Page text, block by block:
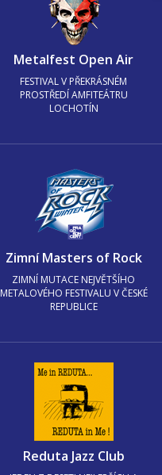
Metalfest Open Air
FESTIVAL V PŘEKRÁSNÉM
PROSTŘEDÍ AMFITEÁTRU
LOCHOTÍN
Zimní Masters of Rock
ZIMNÍ MUTACE NEJVĚTŠÍHO
METALOVÉHO FESTIVALU V ČESKÉ
REPUBLICE
Reduta Jazz Club